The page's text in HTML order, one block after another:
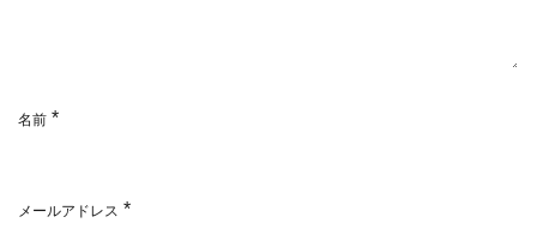
名前 *
メールアドレス *